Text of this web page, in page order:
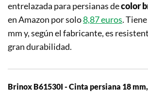
entrelazada para persianas decolor
en Amazon por solo8,87 euros.
mm y, según el fabricante, es
gran durabilidad.
Brinox B61530I - Cinta persiana 18 mm,